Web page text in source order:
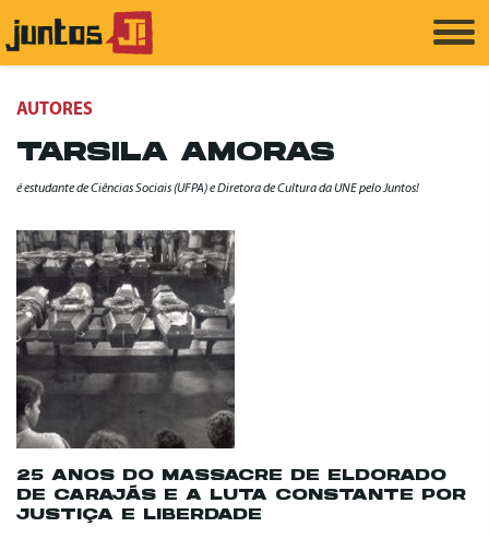
AUTORES
TARSILA AMORAS
é estudante de Ciências Sociais (UFPA) e Diretora de Cultura da UNE pelo Juntos!
25 ANOS DO MASSACRE DE ELDORADO
DE CARAJÁS E A LUTA CONSTANTE POR
JUSTIÇA E LIBERDADE